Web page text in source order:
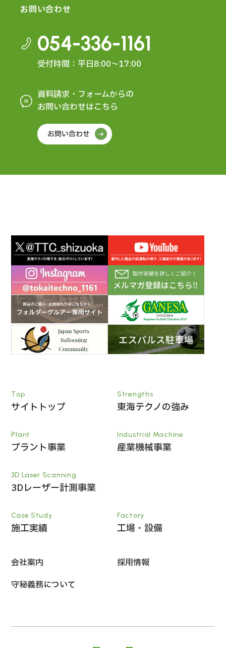
お問い合わせ
054-336-1161
受付時間：平日8:00～17:00
資料請求・フォームからの
お問い合わせはこちら
お問い合わせ
Top
サイトトップ
Strengths
東海テクノの強み
Plant
プラント事業
Industrial Machine
産業機械事業
3D Laser Scanning
3Dレーザー計測事業
Case Study
施工実績
Factory
工場・設備
会社案内
採用情報
守秘義務について